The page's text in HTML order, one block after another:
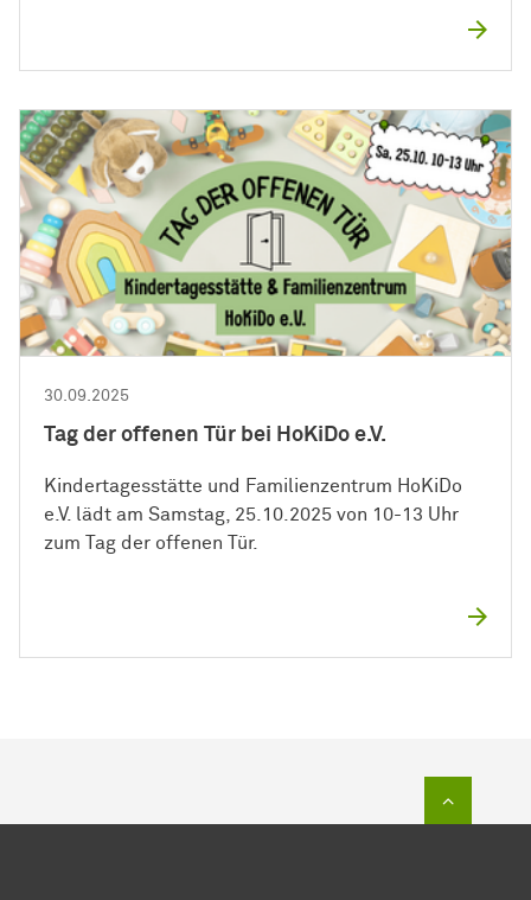
30.09.2025
Tag der offenen Tür bei HoKiDo e.V.
Kindertagesstätte und Familienzentrum HoKiDo
e.V. lädt am Samstag, 25.10.2025 von 10-13 Uhr
zum Tag der offenen Tür.